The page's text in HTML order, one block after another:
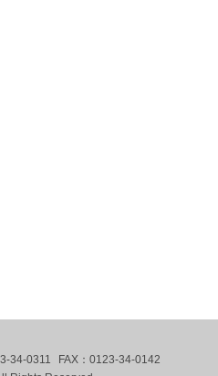
34-0311 FAX： 0123-34-0142